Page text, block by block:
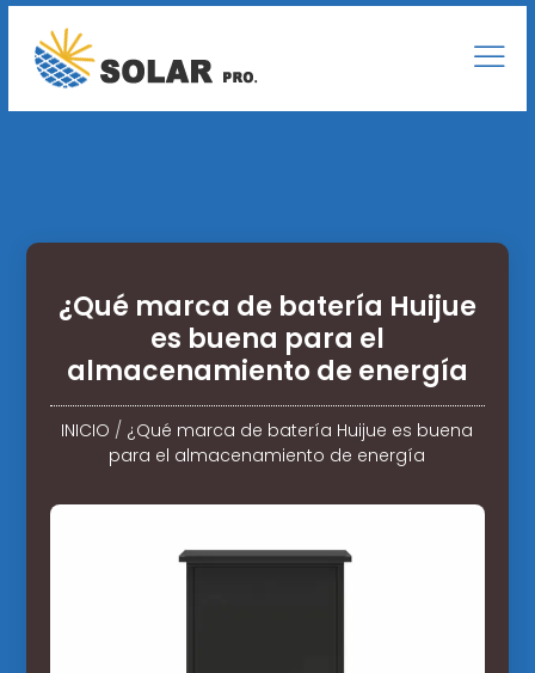
¿Qué marca de batería Huijue
es buena para el
almacenamiento de energía
INICIO / ¿Qué marca de batería Huijue es buena
para el almacenamiento de energía